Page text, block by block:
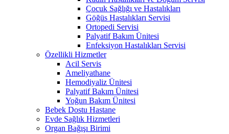
Çocuk Sağlığı ve Hastalıkları
Göğüs Hastalıkları Servisi
Ortopedi Servisi
Palyatif Bakım Ünitesi
Enfeksiyon Hastalıkları Servisi
Özellikli Hizmetler
Acil Servis
Ameliyathane
Hemodiyaliz Ünitesi
Palyatif Bakım Ünitesi
Yoğun Bakım Ünitesi
Bebek Dostu Hastane
Evde Sağlık Hizmetleri
Organ Bağışı Birimi